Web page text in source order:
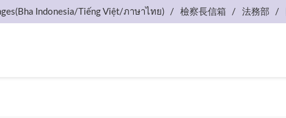
Indonesia/Tiếng Việt/ภาษาไทย) 檢察長信箱 法務部